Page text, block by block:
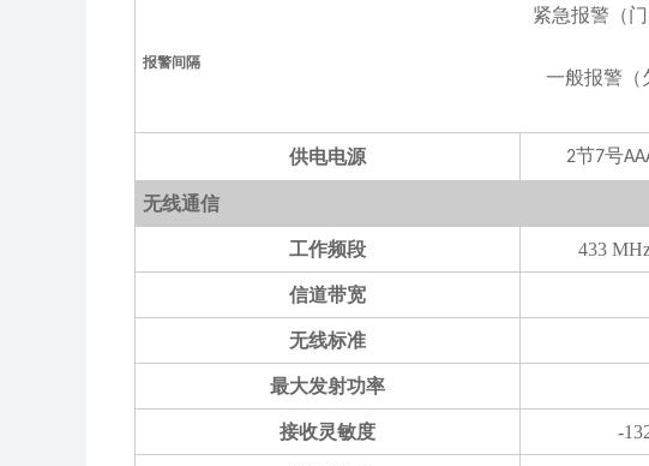
报警间隔
紧急报警（
一般报警（
供电电源 2节7号
无线通信
工作频段 433
信道带宽
无线标准
最大发射功率
接收灵敏度 -